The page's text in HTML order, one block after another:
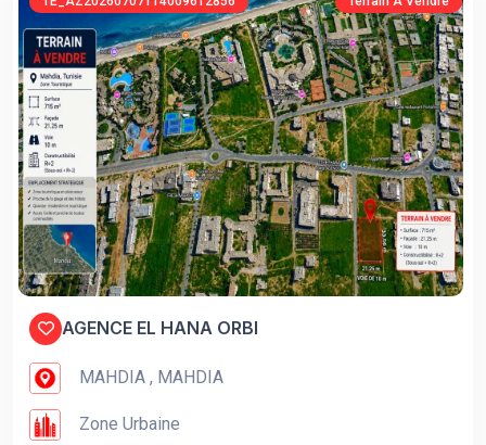
AGENCE EL HANA ORBI
MAHDIA , MAHDIA
Zone Urbaine